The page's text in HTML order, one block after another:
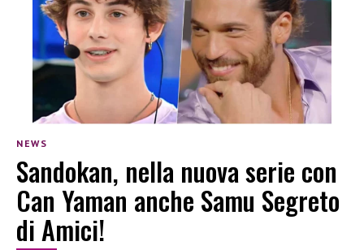
NEWS
Sandokan, nella nuova serie con
Can Yaman anche Samu Segreto
di Amici!